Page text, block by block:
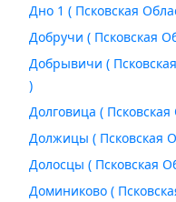
Дно 1 ( Псковская
Добручи ( Псковская
Добрывичи (
)
Долговица (
Должицы (
Долосцы ( Псковская
Доминиково (